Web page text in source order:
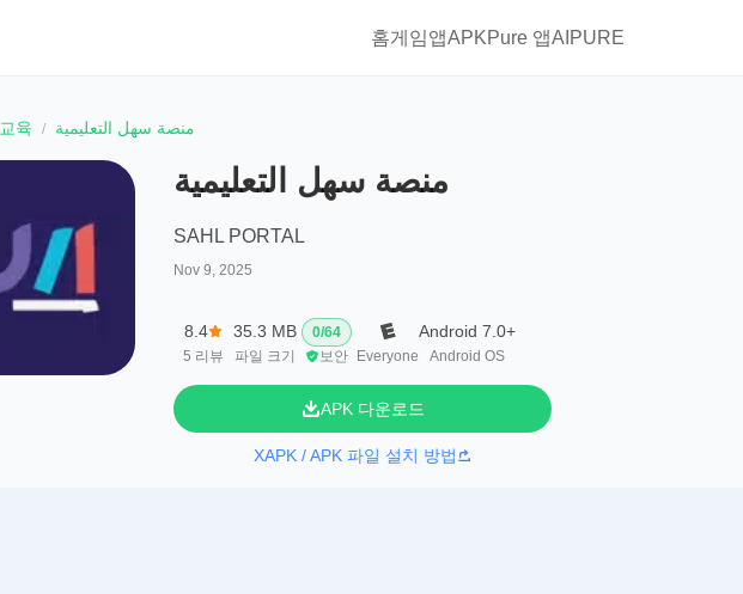
홈게임앱APKPure 앱AIPURE
교육 منصة سهل التعليمية
منصة سهل التعليمية
SAHL PORTAL
Nov 9, 2025
8.4
5 리뷰
35.3 MB
파일 크기
0/64
보안
Everyone
Android 7.0+
Android OS
APK 다운로드
XAPK / APK 파일 설치 방법